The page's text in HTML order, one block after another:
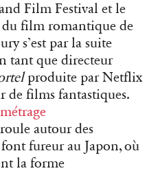
Film Festival et le
du film romantique de
s’est par la suite
tant que directeur
produite par Netflix
de films fantastiques.
autour des
fureur au Japon, où
la forme